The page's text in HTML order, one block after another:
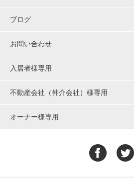
ブログ
お問い合わせ
入居者様専用
不動産会社（仲介会社）様専用
オーナー様専用